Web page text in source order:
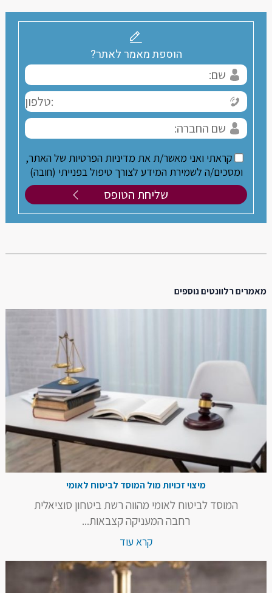
הוספת מאמר לאתר?
קראתי ואני מאשר/ת את מדיניות הפרטיות של האתר,
ומסכים/ה לשמירת המידע לצורך טיפול בפנייתי (חובה)
מאמרים רלוונטים נוספים
מיצוי זכויות מול המוסד לביטוח לאומי
המוסד לביטוח לאומי מהווה רשת ביטחון סוציאלית
רחבה המעניקה קצבאות...
קרא עוד